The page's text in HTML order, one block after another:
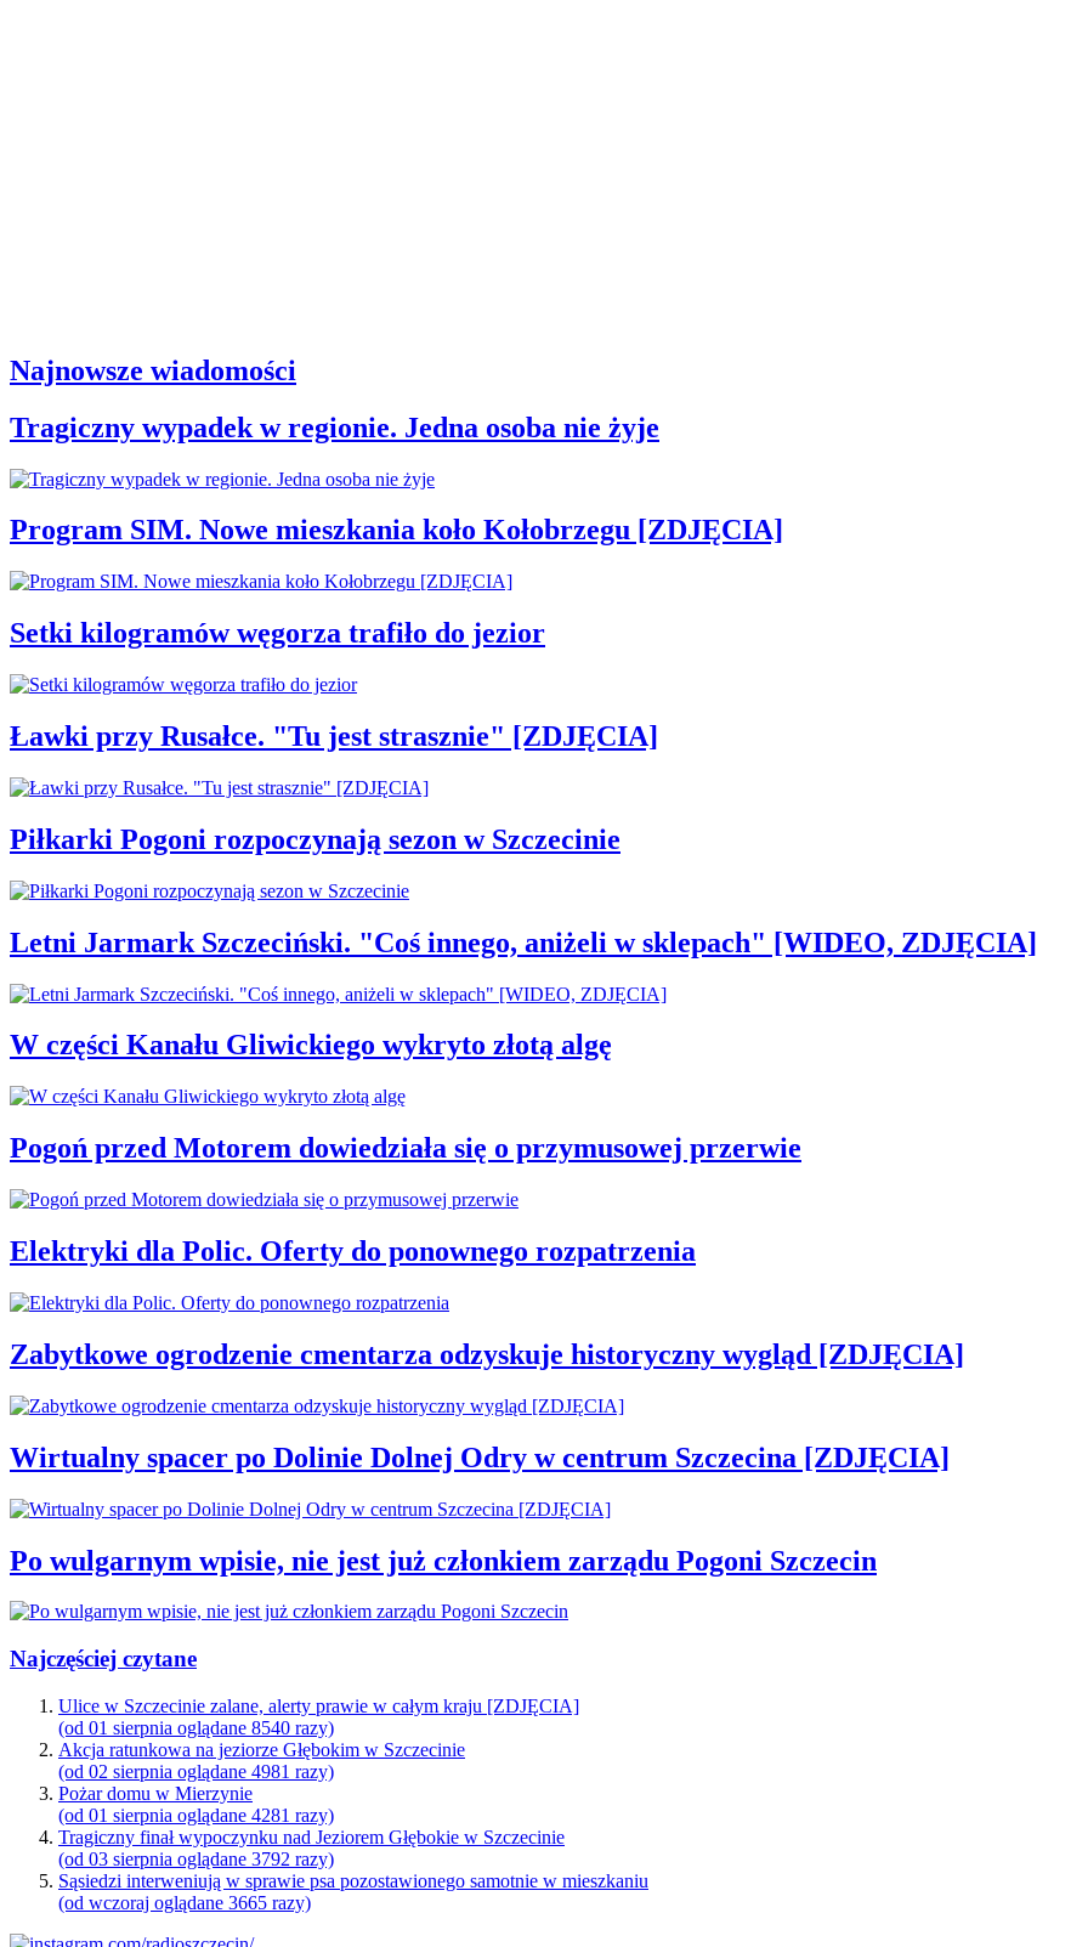
Najnowsze wiadomości
Tragiczny wypadek w regionie. Jedna osoba nie żyje
Program SIM. Nowe mieszkania koło Kołobrzegu [ZDJĘCIA]
Setki kilogramów węgorza trafiło do jezior
Ławki przy Rusałce. "Tu jest strasznie" [ZDJĘCIA]
Piłkarki Pogoni rozpoczynają sezon w Szczecinie
Letni Jarmark Szczeciński. "Coś innego, aniżeli w sklepach" [WIDEO, ZDJĘCIA]
W części Kanału Gliwickiego wykryto złotą algę
Pogoń przed Motorem dowiedziała się o przymusowej przerwie
Elektryki dla Polic. Oferty do ponownego rozpatrzenia
Zabytkowe ogrodzenie cmentarza odzyskuje historyczny wygląd [ZDJĘCIA]
Wirtualny spacer po Dolinie Dolnej Odry w centrum Szczecina [ZDJĘCIA]
Po wulgarnym wpisie, nie jest już członkiem zarządu Pogoni Szczecin
Najczęściej czytane
Ulice w Szczecinie zalane, alerty prawie w całym kraju [ZDJĘCIA]
(od 01 sierpnia oglądane 8540 razy)
Akcja ratunkowa na jeziorze Głębokim w Szczecinie
(od 02 sierpnia oglądane 4981 razy)
Pożar domu w Mierzynie
(od 01 sierpnia oglądane 4281 razy)
Tragiczny finał wypoczynku nad Jeziorem Głębokie w Szczecinie
(od 03 sierpnia oglądane 3792 razy)
Sąsiedzi interweniują w sprawie psa pozostawionego samotnie w mieszkaniu
(od wczoraj oglądane 3665 razy)